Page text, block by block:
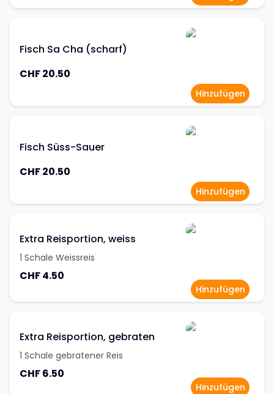
Fisch Sa Cha (scharf)
CHF 20.50
Hinzufügen
Fisch Süss-Sauer
CHF 20.50
Hinzufügen
Extra Reisportion, weiss
1 Schale Weissreis
CHF 4.50
Hinzufügen
Extra Reisportion, gebraten
1 Schale gebratener Reis
CHF 6.50
Hinzufügen